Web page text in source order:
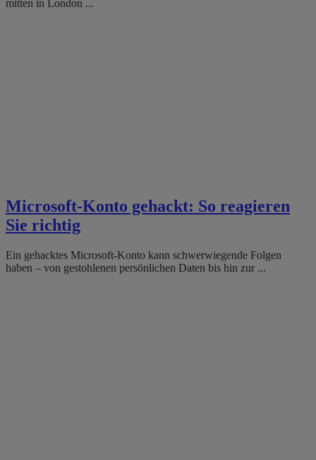
mitten in London ...
Microsoft-Konto gehackt: So reagieren
Sie richtig
Ein gehacktes Microsoft-Konto kann schwerwiegende Folgen
haben – von gestohlenen persönlichen Daten bis hin zur ...